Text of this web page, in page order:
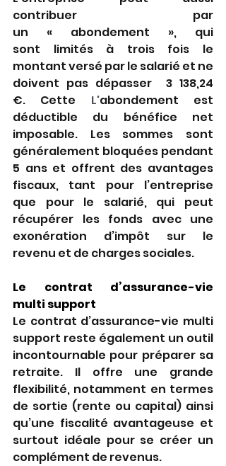
contribuer par
un « abondement », qui
sont limités à trois fois le
montant versé par le salarié et ne
doivent pas dépasser  3 138,24
€. Cette L'abondement est
déductible du bénéfice net
imposable. Les sommes sont
généralement bloquées pendant
5 ans et offrent des avantages
fiscaux, tant pour l’entreprise
que pour le salarié, qui peut
récupérer les fonds avec une
exonération d’impôt sur le
revenu et de charges sociales.
Le contrat d’assurance-vie
multi support
Le contrat d’assurance-vie multi
support reste également un outil
incontournable pour préparer sa
retraite. Il offre une grande
flexibilité, notamment en termes
de sortie (rente ou capital) ainsi
qu’une fiscalité avantageuse et
surtout idéale pour se créer un
complément de revenus.